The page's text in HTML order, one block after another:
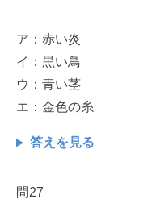
ア：赤い炎
イ：黒い鳥
ウ：青い茎
エ：金色の糸
答えを見る
問27